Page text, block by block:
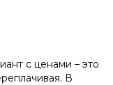
с ценами – это
В